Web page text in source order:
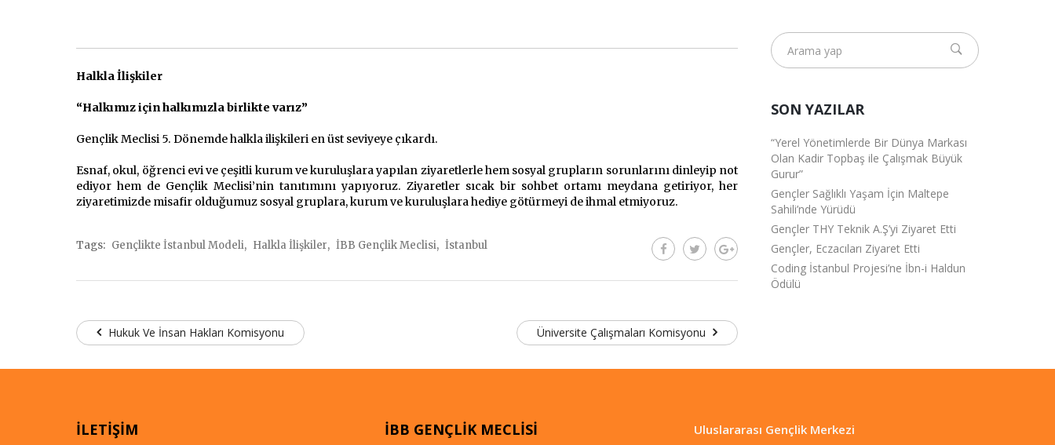
Halkla İlişkiler
“Halkımız için halkımızla birlikte varız”
Gençlik Meclisi 5. Dönemde halkla ilişkileri en üst seviyeye çıkardı.
Esnaf, okul, öğrenci evi ve çeşitli kurum ve kuruluşlara yapılan ziyaretlerle hem sosyal grupların sorunlarını dinleyip not
ediyor hem de Gençlik Meclisi’nin tanıtımını yapıyoruz. Ziyaretler sıcak bir sohbet ortamı meydana getiriyor, her
ziyaretimizde misafir olduğumuz sosyal gruplara, kurum ve kuruluşlara hediye götürmeyi de ihmal etmiyoruz.
Tags: Gençlikte İstanbul Modeli, Halkla İlişkiler, İBB Gençlik Meclisi, İstanbul
Hukuk Ve İnsan Hakları Komisyonu Üniversite Çalışmaları Komisyonu
SON YAZILAR
“Yerel Yönetimlerde Bir Dünya Markası
Olan Kadir Topbaş ile Çalışmak Büyük
Gurur”
Gençler Sağlıklı Yaşam İçin Maltepe
Sahili’nde Yürüdü
Gençler THY Teknik A.Ş’yi Ziyaret Etti
Gençler, Eczacıları Ziyaret Etti
Coding İstanbul Projesi’ne İbn-i Haldun
Ödülü
İLETİŞİM İBB GENÇLİK MECLİSİ Uluslararası Gençlik Merkezi